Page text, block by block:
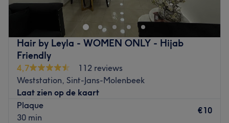
réalisées avec précision pour un résultat impeccable.
Go to venue
Go to venue
Hair by Leyla - WOMEN ONLY - Hijab
Friendly
4,7
112 reviews
Weststation, Sint-Jans-Molenbeek
Laat zien op de kaart
Plaque
30 min
€10